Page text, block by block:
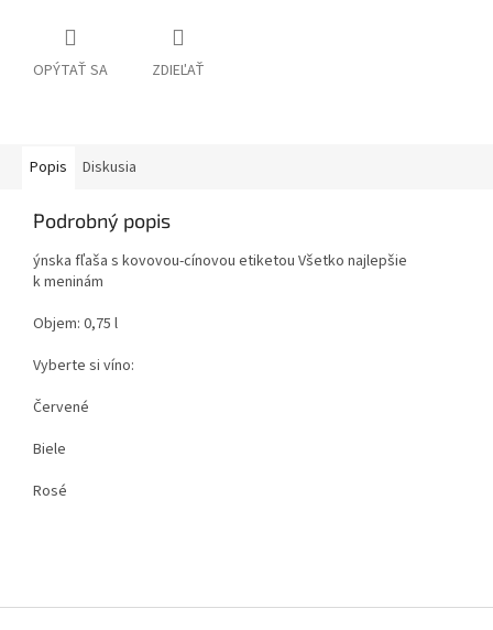
OPÝTAŤ SA ZDIEĽAŤ
Popis Diskusia
Podrobný popis
ýnska fľaša s kovovou-cínovou etiketou Všetko najlepšie
k meninám
Objem: 0,75 l
Vyberte si víno:
Červené
Biele
Rosé